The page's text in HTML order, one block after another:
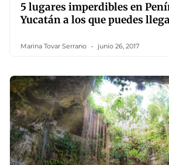
5 lugares imperdibles en
Yucatán a los que puedes
Marina Tovar Serrano junio 26, 2017